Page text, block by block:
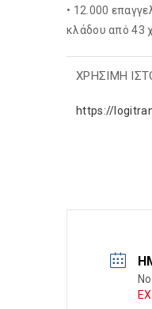
• 12.000
κλάδου από 43
ΧΡΗΣΙΜΗ
https://